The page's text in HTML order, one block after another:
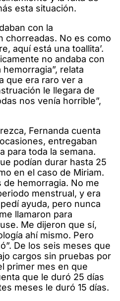
esta situación.
con la
chorreadas. No es como
aquí está una toallita’.
no andaba con
relata
que era raro ver a
le llegara de
nos venía horrible”,
Fernanda cuenta
entregaban
para toda la semana.
podían durar hasta 25
en el caso de Miriam.
de hemorragia. No me
menstrual, y era
ayuda, pero nunca
llamaron para
Me dijeron que sí,
ahí mismo. Pero
De los seis meses que
cargos sin pruebas por
primer mes en que
que le duró 25 días
meses le duró 15 días.